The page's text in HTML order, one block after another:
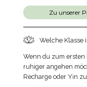
Zu unserer
Welche Klasse
Wenn du zum ersten
ruhiger angehen
Recharge oder Yin